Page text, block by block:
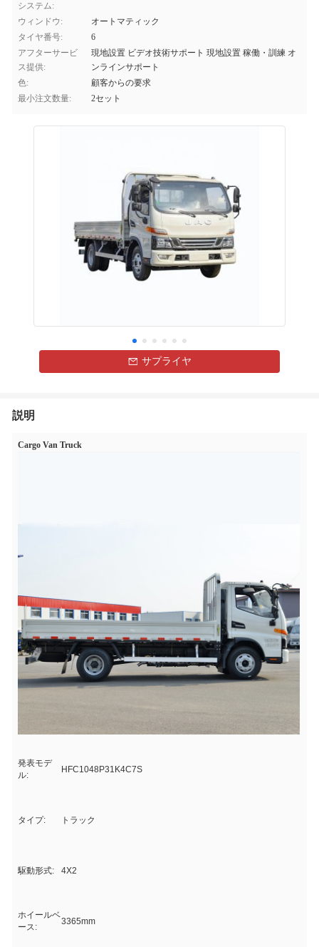
システム:
ウィンドウ:
オートマティック
タイヤ番号:
6
アフターサービ
ス提供:
現地設置 ビデオ技術サポート 現地設置 稼働・訓練 オ
ンラインサポート
色:
顧客からの要求
最小注文数量:
2セット
サプライヤ
説明
Cargo Van Truck
発表モデ
ル:
HFC1048P31K4C7S
タイプ: トラック
駆動形式: 4X2
ホイールベ
ース:
3365mm